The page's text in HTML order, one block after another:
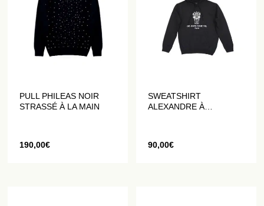
PULL PHILEAS NOIR
STRASSÉ À LA MAIN
190,00€
SWEATSHIRT
ALEXANDRE À
90,00€